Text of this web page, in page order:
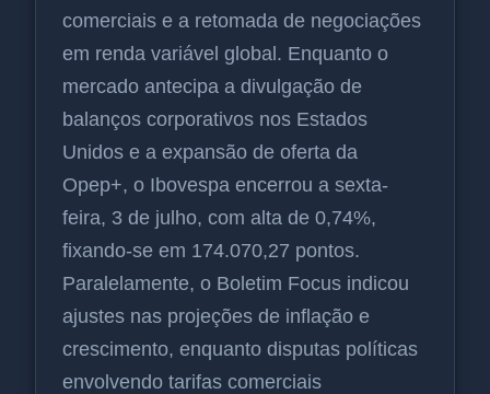
comerciais e a retomada de negociações
em renda variável global. Enquanto o
mercado antecipa a divulgação de
balanços corporativos nos Estados
Unidos e a expansão de oferta da
Opep+, o Ibovespa encerrou a sexta-
feira, 3 de julho, com alta de 0,74%,
fixando-se em 174.070,27 pontos.
Paralelamente, o Boletim Focus indicou
ajustes nas projeções de inflação e
crescimento, enquanto disputas políticas
envolvendo tarifas comerciais